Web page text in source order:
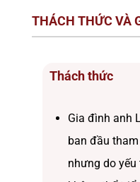
THÁCH THỨC VÀ
Thách thức
Gia đình anh
ban đầu
nhưng do